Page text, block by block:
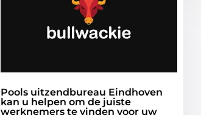
Pools uitzendbureau Eindhoven
kan u helpen om de juiste
werknemers te vinden voor uw